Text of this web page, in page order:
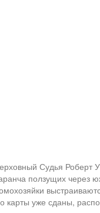
Судья Роберт
ползущих через
карты уже сданы,